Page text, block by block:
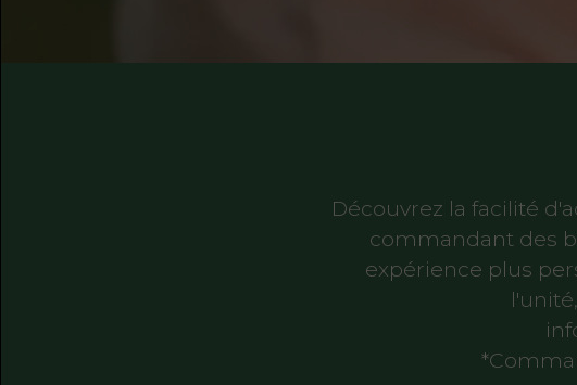
Découvrez la facilité
commandant des
expérience plus